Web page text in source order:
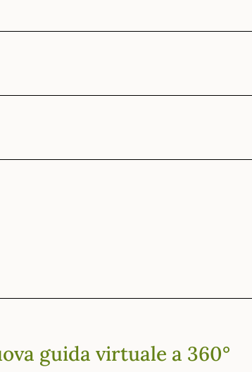
guida virtuale a 360°